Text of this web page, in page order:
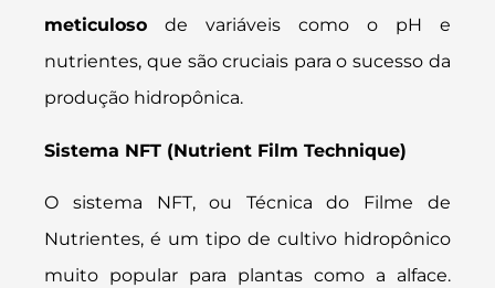
meticuloso de variáveis como o pH e
nutrientes, que são cruciais para o sucesso da
produção hidropônica.
Sistema NFT (Nutrient Film Technique)
O sistema NFT, ou Técnica do Filme de
Nutrientes, é um tipo de cultivo hidropônico
muito popular para plantas como a alface.